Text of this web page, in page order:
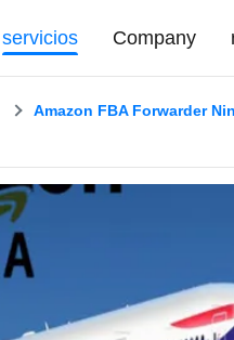
servicios Company
Amazon FBA Forwarder